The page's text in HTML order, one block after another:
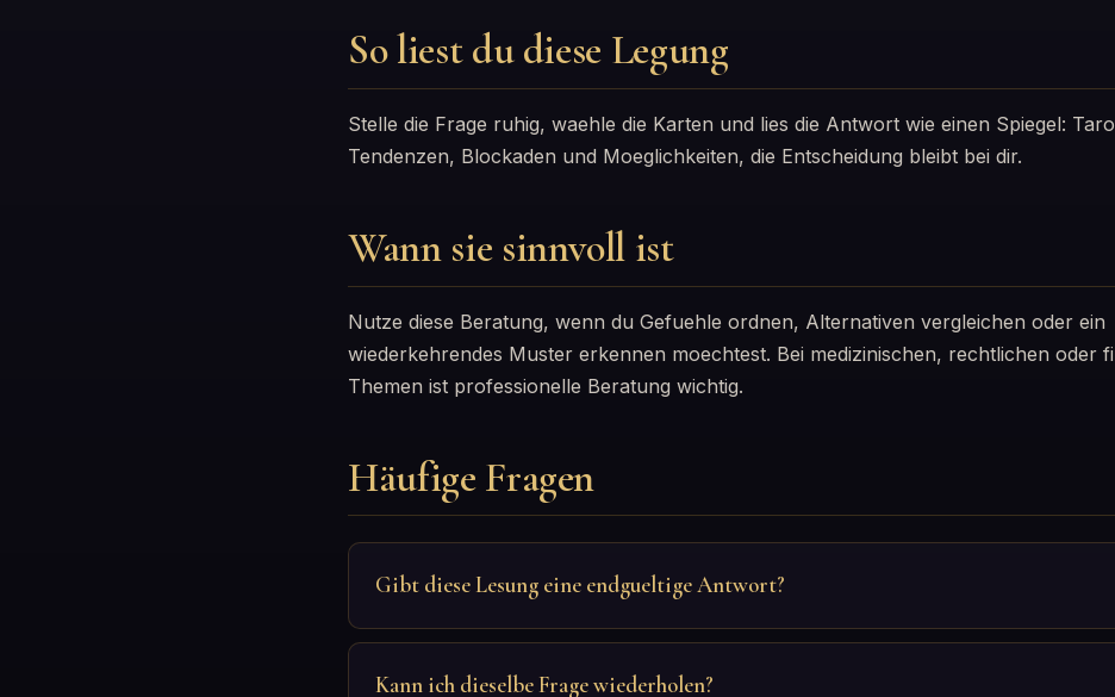
So liest du diese Legung
Stelle die Frage ruhig, waehle die Karten und lies die Antwort wie einen Spiegel:
Tendenzen, Blockaden und Moeglichkeiten, die Entscheidung bleibt bei dir.
Wann sie sinnvoll ist
Nutze diese Beratung, wenn du Gefuehle ordnen, Alternativen vergleichen oder ein
wiederkehrendes Muster erkennen moechtest. Bei medizinischen, rechtlichen oder
Themen ist professionelle Beratung wichtig.
Häufige Fragen
Gibt diese Lesung eine endgueltige Antwort?
Kann ich dieselbe Frage wiederholen?